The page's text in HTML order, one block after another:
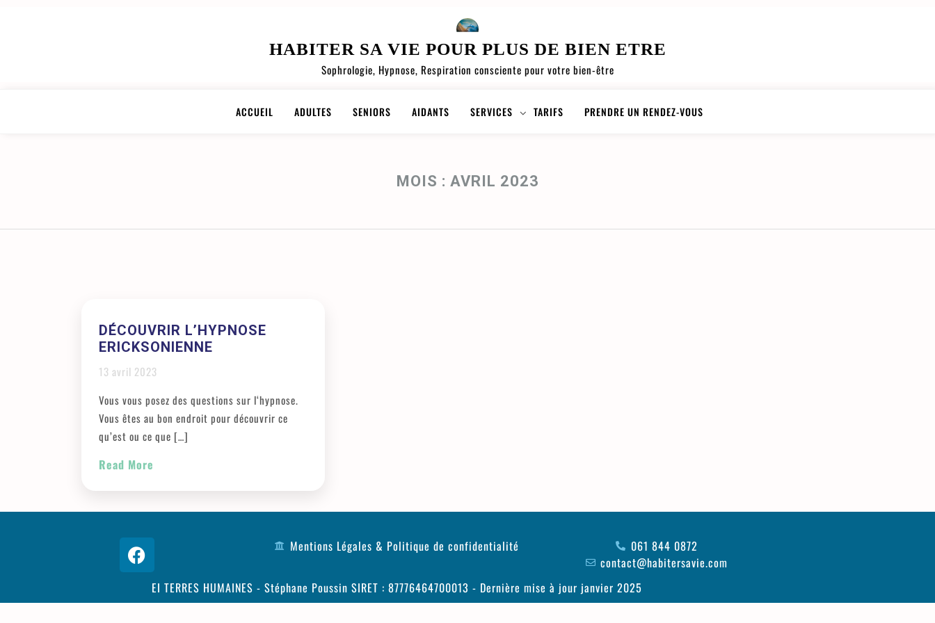
HABITER SA VIE POUR PLUS DE BIEN ETRE
Sophrologie, Hypnose, Respiration consciente pour votre bien-être
ACCUEIL ADULTES SENIORS AIDANTS SERVICES TARIFS PRENDRE UN RENDEZ-VOUS
MOIS : AVRIL 2023
DÉCOUVRIR L’HYPNOSE
ERICKSONIENNE
13 avril 2023
Vous vous posez des questions sur l‘hypnose.
Vous êtes au bon endroit pour découvrir ce
qu’est ou ce que […]
Read More
Mentions Légales & Politique de confidentialité
061 844 0872
contact@habitersavie.com
EI TERRES HUMAINES - Stéphane Poussin SIRET : 87776464700013 - Dernière mise à jour janvier 2025